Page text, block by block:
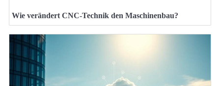
Wie verändert CNC-Technik den Maschinenbau?